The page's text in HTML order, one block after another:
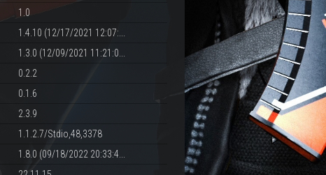
1.0
1.4.10 (12/17/2021 12:07:...
1.3.0 (12/09/2021 11:21:0...
0.2.2
0.1.6
2.3.9
1.1.2.7/Stdio,48,3378
1.8.0 (09/18/2022 20:33:4...